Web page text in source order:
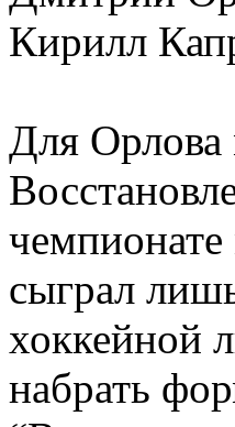
Кирилл
Для Орлова
сыграл
хоккейной
набрать